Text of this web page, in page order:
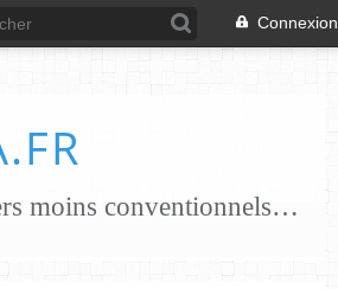
Connexion
je crée des papiers papiers classiques coton, chanvre, lin, abaca ..... papiers moins conventionnels zostères, algues vertes, champignons... j'essaie de croiser les savoir-faire avec des feutrières, tisserandes, brodeuses, associant alors fibres textiles et papetières pour une nouvelle alliance c'est une aventure , une recherche passionnante et je le crains sans fin ,........................